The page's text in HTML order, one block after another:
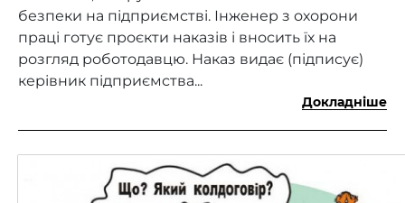
безпеки на підприємстві. Інженер з охорони
праці готує проєкти наказів і вносить їх на
розгляд роботодавцю. Наказ видає (підписує)
керівник підприємства...
Докладніше